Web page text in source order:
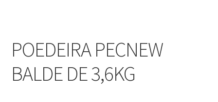
POEDEIRA PECNEW
BALDE DE 3,6KG